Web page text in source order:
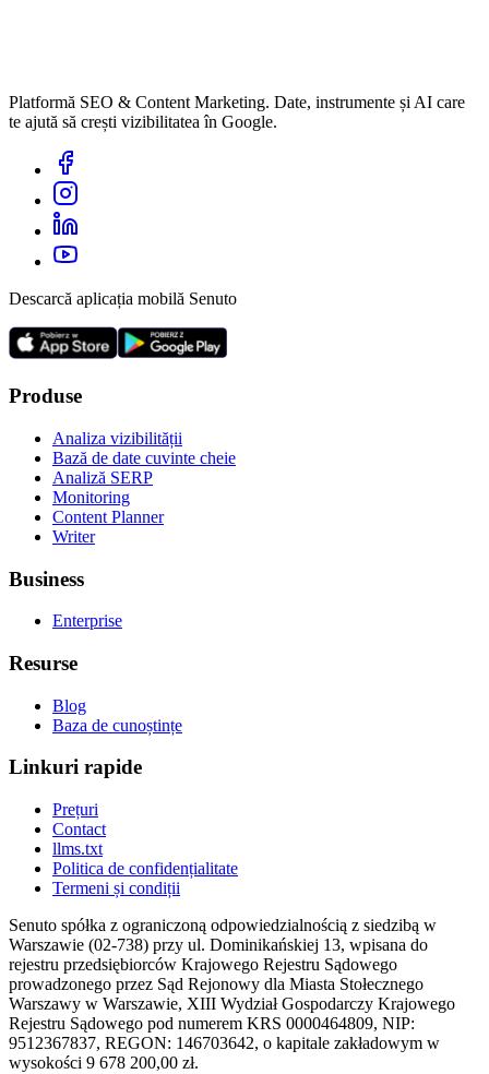
Platformă SEO & Content Marketing. Date, instrumente și AI care
te ajută să crești vizibilitatea în Google.
Descarcă aplicația mobilă Senuto
Produse
Analiza vizibilității
Bază de date cuvinte cheie
Analiză SERP
Monitoring
Content Planner
Writer
Business
Enterprise
Resurse
Blog
Baza de cunoștințe
Linkuri rapide
Prețuri
Contact
llms.txt
Politica de confidențialitate
Termeni și condiții
Senuto spółka z ograniczoną odpowiedzialnością z siedzibą w
Warszawie (02-738) przy ul. Dominikańskiej 13, wpisana do
rejestru przedsiębiorców Krajowego Rejestru Sądowego
prowadzonego przez Sąd Rejonowy dla Miasta Stołecznego
Warszawy w Warszawie, XIII Wydział Gospodarczy Krajowego
Rejestru Sądowego pod numerem KRS 0000464809, NIP:
9512367837, REGON: 146703642, o kapitale zakładowym w
wysokości 9 678 200,00 zł.